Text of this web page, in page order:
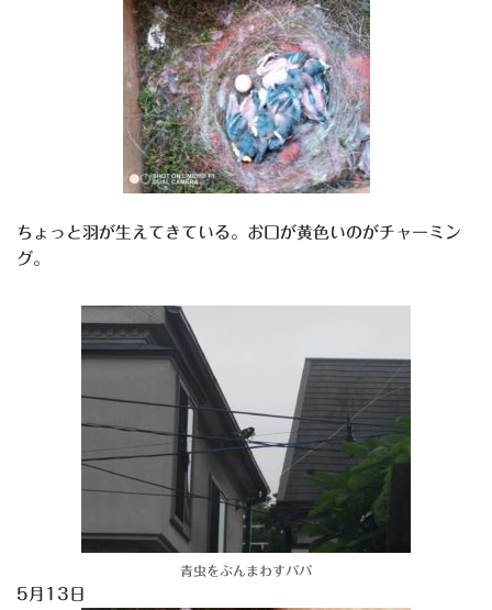
ちょっと羽が生えてきている。お口が黄色いのがチャーミン
グ。
青虫をぶんまわすパパ
5月13日